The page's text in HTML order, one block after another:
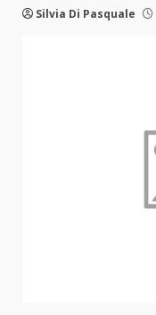
Silvia Di Pasquale